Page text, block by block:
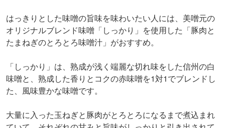
はっきりとした味噌の旨味を味わいたい人には、美噌元の
オリジナルブレンド味噌「しっかり」を使用した「豚肉と
たまねぎのとろとろ味噌汁」がおすすめ。
「しっかり」は、熟成が浅く端麗な切れ味をした信州の白
味噌と、熟成した香りとコクの赤味噌を1対1でブレンドし
た、風味豊かな味噌です。
大量に入った玉ねぎと豚肉がとろとろになるまで煮込まれ